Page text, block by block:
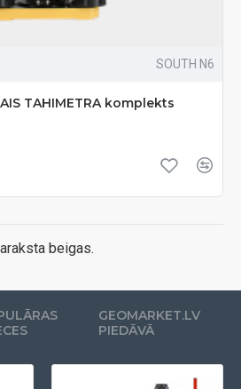
SOUTH N6
TAHIMETRA komplekts
beigas.
GEOMARKET.LV
PIEDĀVĀ